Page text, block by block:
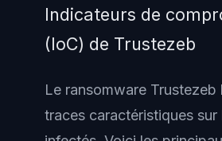
Indicateurs de
(IoC) de Trustezeb
Le ransomware Trustezeb
traces caractéristiques sur